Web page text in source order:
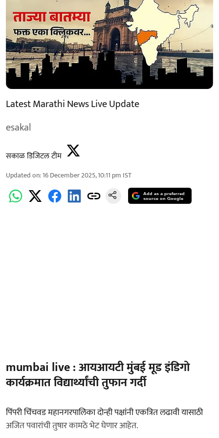
Latest Marathi News Live Update
esakal
सकाळ डिजिटल टीम
Updated on:16 December 2025, 10:11 pm IST
Add as a preferred
source on Google
mumbai live : आयआयटी मुंबई मूड इंडिगो
कार्यक्रमात विद्यार्थ्यांची तुफान गर्दी
पिंपरी चिंचवड महानगरपालिका दोन्ही पक्षांनी एकत्रित लढावी यासाठी
अजित पवारांची तुषार कामठे भेट घेणार आहेत.